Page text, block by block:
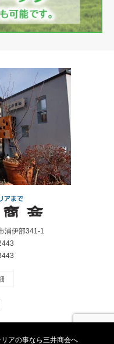
浦伊部341-1
アの事なら三井商会へ